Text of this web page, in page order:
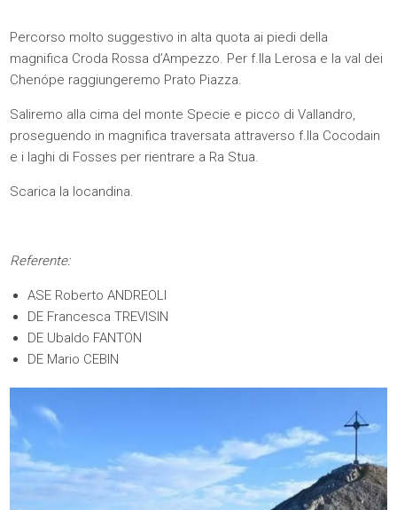
Percorso molto suggestivo in alta quota ai piedi della
magnifica Croda Rossa d’Ampezzo. Per f.lla Lerosa e la val dei
Chenópe raggiungeremo Prato Piazza.
Saliremo alla cima del monte Specie e picco di Vallandro,
proseguendo in magnifica traversata attraverso f.lla Cocodain
e i laghi di Fosses per rientrare a Ra Stua.
Scarica la locandina.
Referente:
ASE Roberto ANDREOLI
DE Francesca TREVISIN
DE Ubaldo FANTON
DE Mario CEBIN